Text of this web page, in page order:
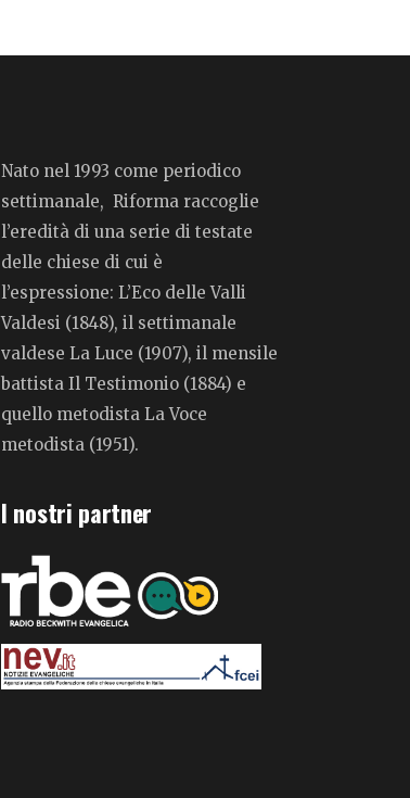
Nato nel 1993 come periodico
settimanale, Riforma raccoglie
l’eredità di una serie di testate
delle chiese di cui è
l’espressione: L’Eco delle Valli
Valdesi (1848), il settimanale
valdese La Luce (1907), il mensile
battista Il Testimonio (1884) e
quello metodista La Voce
metodista (1951).
I nostri partner